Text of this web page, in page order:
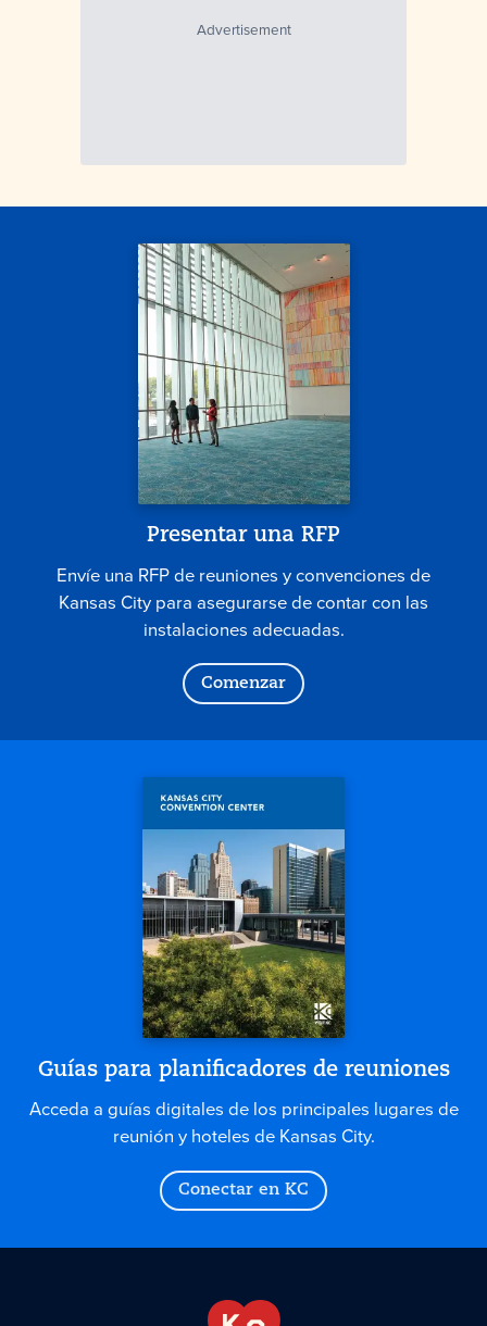
Presentar una RFP
Envíe una RFP de reuniones y convenciones de
Kansas City para asegurarse de contar con las
instalaciones adecuadas.
Comenzar
Guías para planificadores de reuniones
Acceda a guías digitales de los principales lugares de
reunión y hoteles de Kansas City.
Conectar en KC